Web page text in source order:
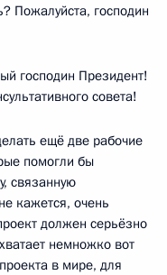
Пожалуйста, господин
господин Президент!
совета!
ещё две рабочие
помогли бы
связанную
кажется, очень
должен серьёзно
немножко вот
в мире, для